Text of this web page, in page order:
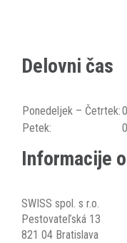
Delovni čas
Ponedeljek – Četrtek:
Petek:
Informacije
SWISS spol. s r.o.
Pestovateľská 13
821 04 Bratislava